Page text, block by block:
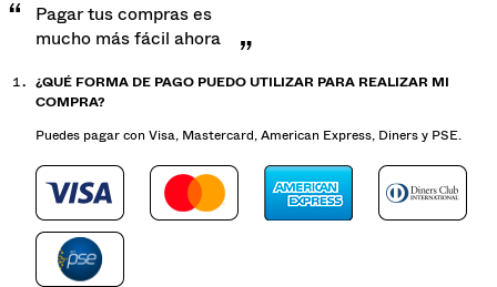
Pagar tus compras es
mucho más fácil ahora
¿QUÉ FORMA DE PAGO PUEDO UTILIZAR PARA REALIZAR MI
COMPRA?
Puedes pagar con Visa, Mastercard, American Express, Diners y PSE.